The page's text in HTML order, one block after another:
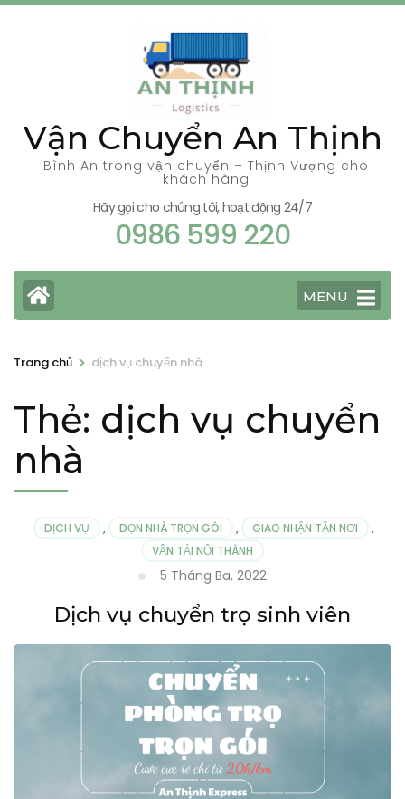
Bỏ
dungVận Chuyển An Thịnh
Bình An trong vận chuyển – Thịnh Vượng cho
khách hàng
Hãy gọi cho chúng tôi, hoạt động 24/7
0986 599 220
MENU
Trang chủ > dịch vụ chuyển nhà
Thẻ: dịch vụ chuyển
nhà
DỊCH VỤ , DỌN NHÀ TRỌN GÓI , GIAO NHẬN TẬN NƠI
,
VẬN TẢI NỘI THÀNH
5 Tháng Ba, 2022
Dịch vụ chuyển trọ sinh viên